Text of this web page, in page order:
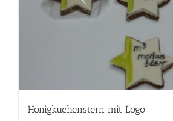
Honigkuchenstern mit Logo